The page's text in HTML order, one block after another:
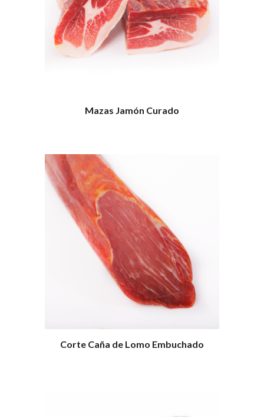
Mazas Jamón Curado
Corte Caña de Lomo Embuchado